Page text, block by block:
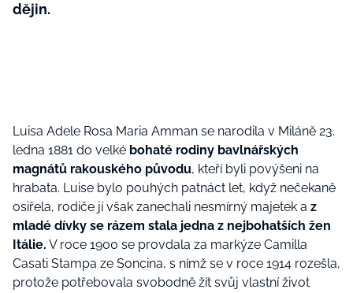
dějin.
Luisa Adele Rosa Maria Amman se narodila v Miláně 23.
ledna 1881 do velké bohaté rodiny bavlnářských
magnátů rakouského původu, kteří byli povýšeni na
hrabata. Luise bylo pouhých patnáct let, když nečekaně
osiřela, rodiče jí však zanechali nesmírný majetek a z
mladé dívky se rázem stala jedna z nejbohatších žen
Itálie. V roce 1900 se provdala za markýze Camilla
Casati Stampa ze Soncina, s nímž se v roce 1914 rozešla,
protože potřebovala svobodně žít svůj vlastní život